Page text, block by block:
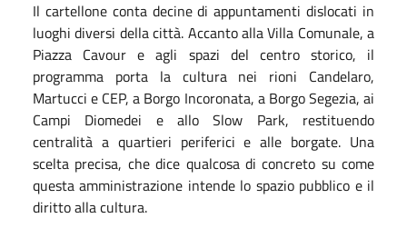
Il cartellone conta decine di appuntamenti dislocati in
luoghi diversi della città. Accanto alla Villa Comunale, a
Piazza Cavour e agli spazi del centro storico, il
programma porta la cultura nei rioni Candelaro,
Martucci e CEP, a Borgo Incoronata, a Borgo Segezia, ai
Campi Diomedei e allo Slow Park, restituendo
centralità a quartieri periferici e alle borgate. Una
scelta precisa, che dice qualcosa di concreto su come
questa amministrazione intende lo spazio pubblico e il
diritto alla cultura.